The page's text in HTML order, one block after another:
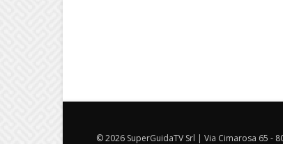
© 2026 SuperGuidaTV Srl | Via Cimarosa 65 -